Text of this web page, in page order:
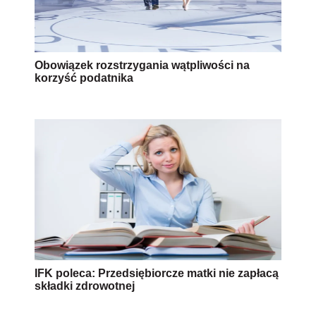
Obowiązek rozstrzygania wątpliwości na
korzyść podatnika
IFK poleca: Przedsiębiorcze matki nie zapłacą
składki zdrowotnej